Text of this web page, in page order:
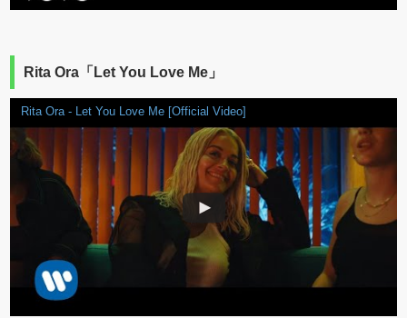
Rita Ora「Let You Love Me」
Rita Ora - Let You Love Me [Official Video]